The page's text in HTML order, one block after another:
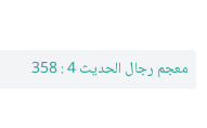
معجم رجال الحديث 4 : 358